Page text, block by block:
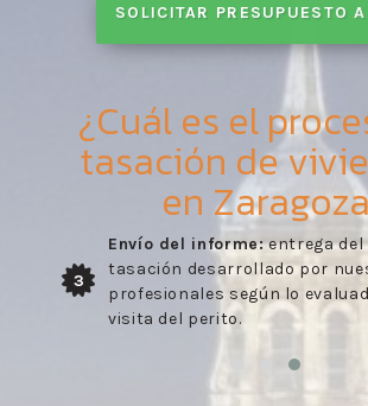
SOLICITAR PRESUPUESTO
¿Cuál es el
tasación de
en
3
Envío del informe:entrega del
tasación desarrollado por
profesionales según lo
visita del perito.